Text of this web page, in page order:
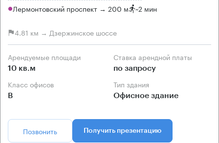
Лермонтовский проспект → 200 м ~2 мин
4.81 км → Дзержинское шоссе
Арендуемые площади
10 кв.м
Ставка арендной платы
по запросу
Класс офисов
B
Тип здания
Офисное здание
Позвонить Получить презентацию